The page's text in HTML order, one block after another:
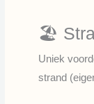
🏖️
Uniek
strand